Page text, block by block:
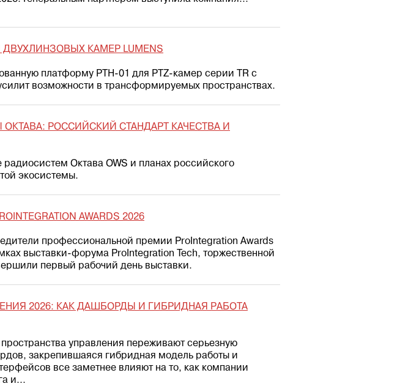
КАМЕР LUMENS
платформу PTH-01 для PTZ-камер серии TR с
возможности в трансформируемых пространствах.
РОССИЙСКИЙ СТАНДАРТ КАЧЕСТВА И
радиосистем Октава OWS и планах российского
экосистемы.
AWARDS 2026
профессиональной премии ProIntegration Awards
выставки-форума ProIntegration Tech, торжественной
первый рабочий день выставки.
2026: КАК ДАШБОРДЫ И ГИБРИДНАЯ РАБОТА
управления переживают серьезную
закрепившаяся гибридная модель работы и
все заметнее влияют на то, как компании
и...